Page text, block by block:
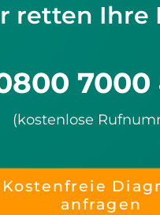
retten Ihre
7000
(kostenlose
Kostenfreie
anfragen